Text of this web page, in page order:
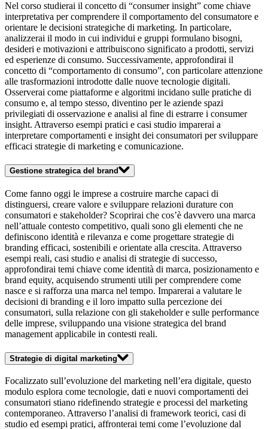
Nel corso studierai il concetto di “consumer insight” come chiave
interpretativa per comprendere il comportamento del consumatore e
orientare le decisioni strategiche di marketing. In particolare,
analizzerai il modo in cui individui e gruppi formulano bisogni,
desideri e motivazioni e attribuiscono significato a prodotti, servizi
ed esperienze di consumo. Successivamente, approfondirai il
concetto di “comportamento di consumo”, con particolare attenzione
alle trasformazioni introdotte dalle nuove tecnologie digitali.
Osserverai come piattaforme e algoritmi incidano sulle pratiche di
consumo e, al tempo stesso, diventino per le aziende spazi
privilegiati di osservazione e analisi al fine di estrarre i consumer
insight. Attraverso esempi pratici e casi studio imparerai a
interpretare comportamenti e insight dei consumatori per sviluppare
efficaci strategie di marketing e comunicazione.
Gestione strategica del brand
Come fanno oggi le imprese a costruire marche capaci di
distinguersi, creare valore e sviluppare relazioni durature con
consumatori e stakeholder? Scoprirai che cos’è davvero una marca
nell’attuale contesto competitivo, quali sono gli elementi che ne
definiscono identità e rilevanza e come progettare strategie di
branding efficaci, sostenibili e orientate alla crescita. Attraverso
esempi reali, casi studio e analisi di strategie di successo,
approfondirai temi chiave come identità di marca, posizionamento e
brand equity, acquisendo strumenti utili per comprendere come
nasce e si rafforza una marca nel tempo. Imparerai a valutare le
decisioni di branding e il loro impatto sulla percezione dei
consumatori, sulla relazione con gli stakeholder e sulle performance
delle imprese, sviluppando una visione strategica del brand
management applicabile in contesti reali.
Strategie di digital marketing
Focalizzato sull’evoluzione del marketing nell’era digitale, questo
modulo esplora come tecnologie, dati e nuovi comportamenti dei
consumatori stiano ridefinendo strategie e processi del marketing
contemporaneo. Attraverso l’analisi di framework teorici, casi di
studio ed esempi pratici, affronterai temi come l’evoluzione dal